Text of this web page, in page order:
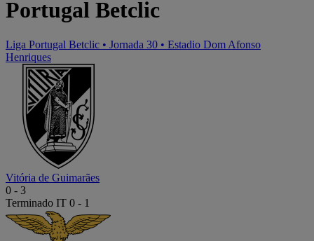
Portugal Betclic
Liga Portugal Betclic • Jornada 30 • Estadio Dom Afonso
Henriques
Vitória de Guimarães
0 - 3
Terminado IT 0 - 1